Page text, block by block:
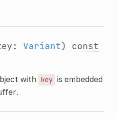
Variant) const
with key is embedded